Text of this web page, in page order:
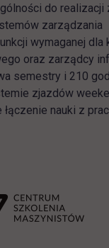
do realizacji
zarządzania
wymaganej dla
oraz zarządcy
semestry i 210
zjazdów
nauki z